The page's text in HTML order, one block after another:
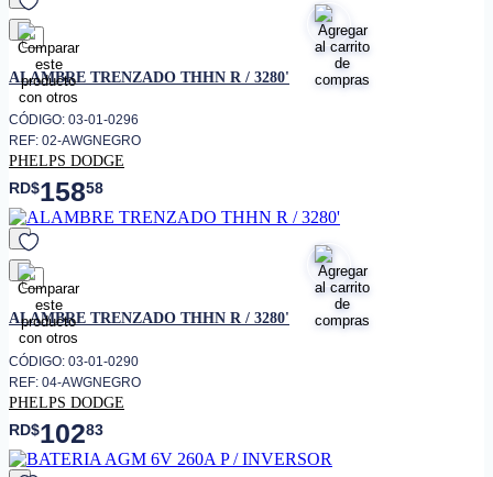
favorito
ALAMBRE TRENZADO THHN R / 3280'
CÓDIGO: 03-01-0296
REF: 02-AWGNEGRO
PHELPS DODGE
RD$15858
favorito
ALAMBRE TRENZADO THHN R / 3280'
CÓDIGO: 03-01-0290
REF: 04-AWGNEGRO
PHELPS DODGE
RD$10283